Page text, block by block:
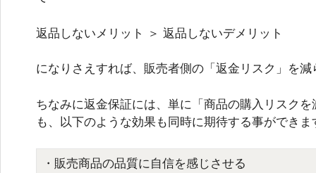
返品しないメリット ＞ 返品しないデメリット
になりさえすれば、販売者側の「返金リスク」を
ちなみに返金保証には、単に「商品の購入リスク
も、以下のような効果も同時に期待する事ができま
・販売商品の品質に自信を感じさせる